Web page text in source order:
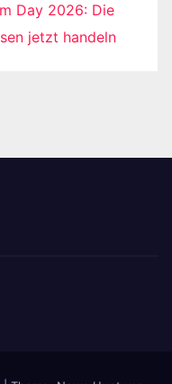
Day 2026: Die
jetzt handeln